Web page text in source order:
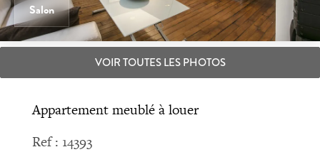
Salon
VOIR TOUTES LES PHOTOS
Appartement meublé à louer
Ref : 14393